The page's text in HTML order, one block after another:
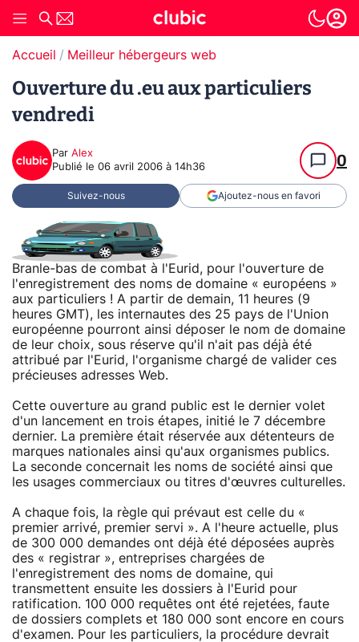
Accueil Meilleur hébergeurs web
Ouverture du .eu aux particuliers
vendredi
Par Alex
Publié le 06 avril 2006 à 14h36 0
Suivez-nous Ajoutez-nous en favori
Branle-bas de combat à l'Eurid, pour l'ouverture de
l'enregistrement des noms de domaine « européens »
aux particuliers ! A partir de demain, 11 heures (9
heures GMT), les internautes des 25 pays de l'Union
européenne pourront ainsi déposer le nom de domaine
de leur choix, sous réserve qu'il n'ait pas déjà été
attribué par l'Eurid, l'organisme chargé de valider ces
précieuses adresses Web.
Cette ouverture au grand public est le dernier volet
d'un lancement en trois étapes, initié le 7 décembre
dernier. La première était réservée aux détenteurs de
marques nationales ainsi qu'aux organismes publics.
La seconde concernait les noms de société ainsi que
les usages commerciaux ou titres d'œuvres culturelles.
A chaque fois, la règle qui prévaut est celle du «
premier arrivé, premier servi ». A l'heure actuelle, plus
de 300 000 demandes ont déjà été déposées auprès
des « registrar », entreprises chargées de
l'enregistrement des noms de domaine, qui
transmettent ensuite les dossiers à l'Eurid pour
ratification. 100 000 requêtes ont été rejetées, faute
de dossiers complets et 180 000 sont encore en cours
d'examen. Pour les particuliers, la procédure devrait